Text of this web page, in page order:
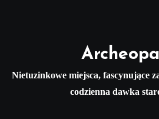
Nietuzinkowe miejsca, fascynujące
codzienna dawka